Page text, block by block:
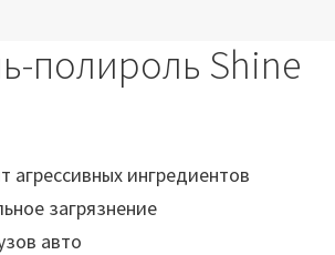
полироль Shine
агрессивных ингредиентов
загрязнение
авто